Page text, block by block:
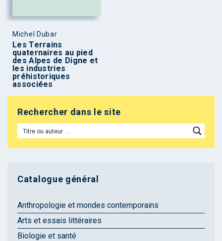
Michel Dubar
Les Terrains
quaternaires au pied
des Alpes de Digne et
les industries
préhistoriques
associées
Rechercher dans le site
Catalogue général
Anthropologie et mondes contemporains
Arts et essais littéraires
Biologie et santé